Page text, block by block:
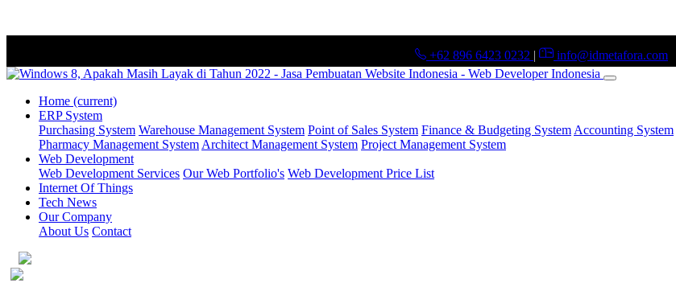
+62 896 6423 0232 | info@idmetafora.com
Home (current)
ERP System
Purchasing System Warehouse Management System Point of Sales System Finance & Budgeting System Accounting System
Pharmacy Management System Architect Management System Project Management System
Web Development
Web Development Services Our Web Portfolio's Web Development Price List
Internet Of Things
Tech News
Our Company
About Us Contact